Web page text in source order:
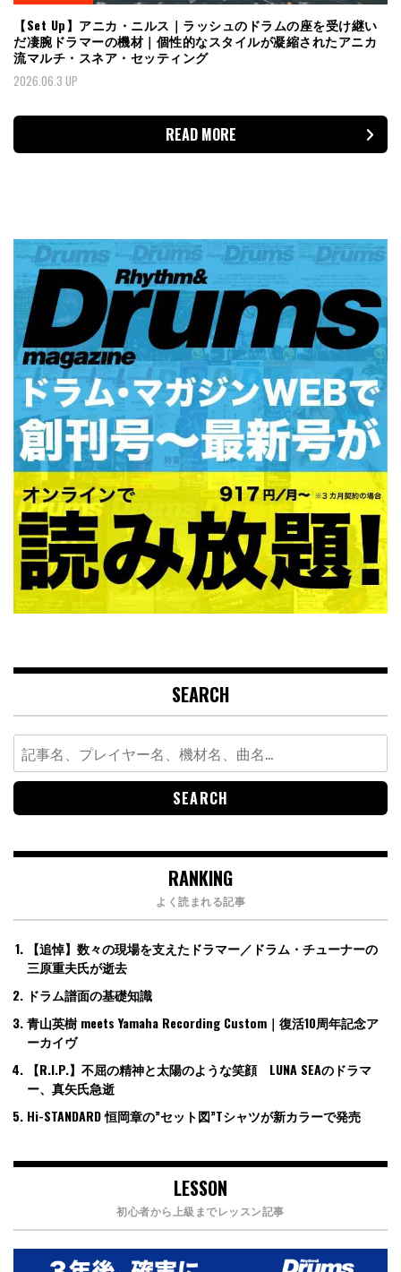
【Set Up】アニカ・ニルス｜ラッシュのドラムの座を受け継い
だ凄腕ドラマーの機材｜個性的なスタイルが凝縮されたアニカ
流マルチ・スネア・セッティング
2026.06.3 UP
READ MORE
SEARCH
Search
for:
RANKING
よく読まれる記事
【追悼】数々の現場を支えたドラマー／ドラム・チューナーの
三原重夫氏が逝去
ドラム譜面の基礎知識
青山英樹 meets Yamaha Recording Custom｜復活10周年記念ア
ーカイヴ
【R.I.P.】不屈の精神と太陽のような笑顔 LUNA SEAのドラマ
ー、真矢氏急逝
Hi-STANDARD 恒岡章の”セット図”Tシャツが新カラーで発売
LESSON
初心者から上級までレッスン記事